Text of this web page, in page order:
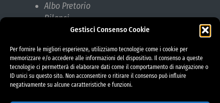
Gestisci Consenso Cookie
Per fornire le migliori esperienze, utilizziamo tecnologie come i cookie per
memorizzare e/o accedere alle informazioni del dispositivo. Il consenso a queste
tecnologie ci permetterà di elaborare dati come il comportamento di navigazione o
ID unici su questo sito. Non acconsentire o ritirare il consenso può influire
negativamente su alcune caratteristiche e funzioni.
Albo Pretorio
Bilanci
Bandi di gara
Responsabile protezione dati (RPD)